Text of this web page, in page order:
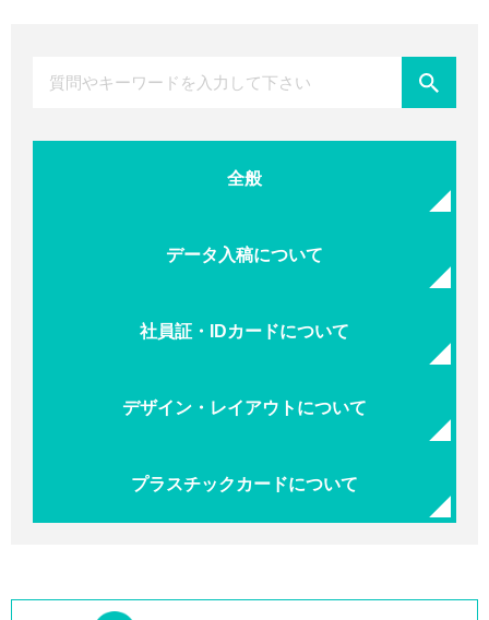
全般
データ入稿について
社員証・IDカードについて
デザイン・レイアウトについて
プラスチックカードについて